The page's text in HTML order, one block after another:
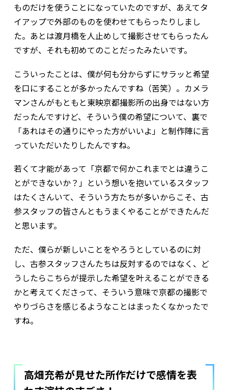
ものだけを使うことになっていたのですが、あえてタ
イアップで外部のものを使わせてもらったりしまし
た。あとは渡月橋を人止めして撮影させてもらったん
ですが、それも初めてのことだったみたいです。
こういったことは、僕が何も分からずにサラッと希望
を口にすることが多かったんですね（苦笑）。カメラ
マンさんがもともと東映京都撮影所の出身ではない方
だったんですけど、そういう僕の希望について、裏で
「あれはその通りにやった方がいいよ」と制作陣に言
っていただいたりしたんですね。
若くて才能があって「京都で何かこれまでとは違うこ
とができないか？」という想いを抱いているスタッフ
はたくさんいて、そういう方たちが多いからこそ、古
参スタッフの皆さんともうまくやることができたんだ
と思います。
ただ、僕らが新しいことをやろうとしているのに対
し、古参スタッフさんたちは反対するのではなく、ど
うしたらこちらが提示した希望を叶えることができる
かと考えてくださって、そういう意味で京都の撮影で
やりづらさを感じるようなことはまったくなかったで
すね。
高畑充希が見せた所作だけで感情を表